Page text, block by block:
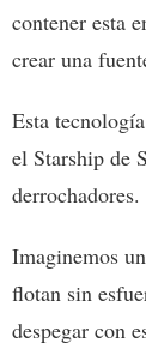
contener esta
crear una
Esta
el Starship de
derrochadores.
Imaginemos
flotan sin
despegar con